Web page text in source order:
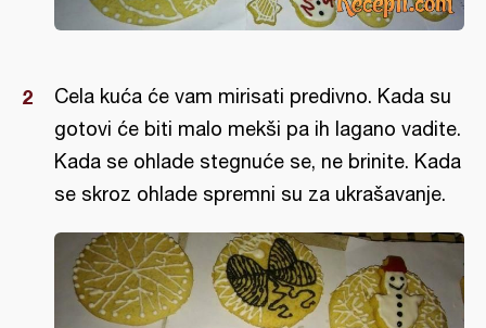
Cela kuća će vam mirisati predivno. Kada su
gotovi će biti malo mekši pa ih lagano vadite.
Kada se ohlade stegnuće se, ne brinite. Kada
se skroz ohlade spremni su za ukrašavanje.